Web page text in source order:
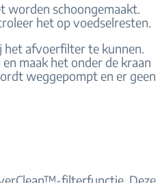
worden schoongemaakt.
het op voedselresten.
het afvoerfilter te kunnen.
maak het onder de kraan
weggepompt en er geen